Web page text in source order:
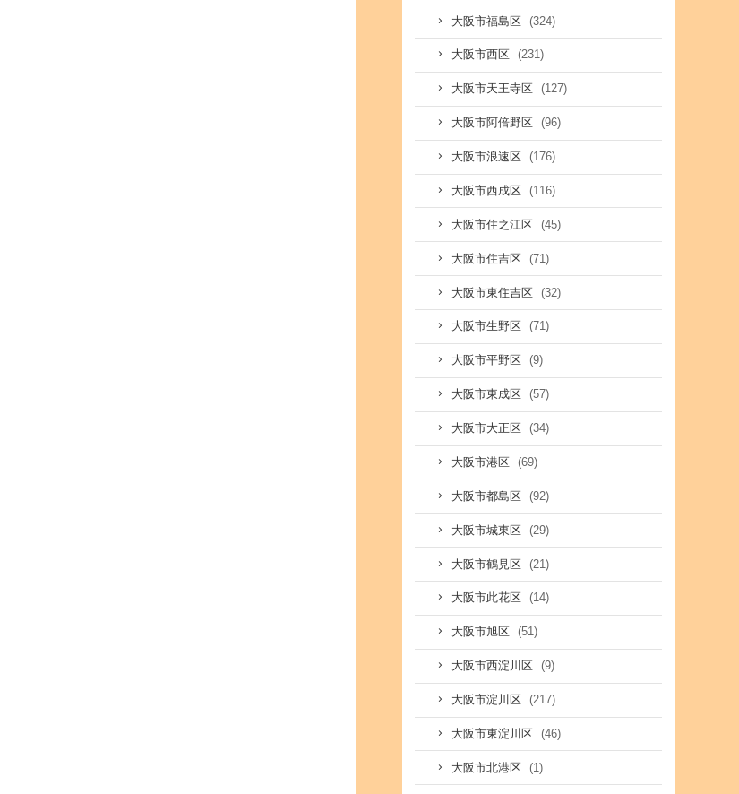
大阪市福島区 (324)
大阪市西区 (231)
大阪市天王寺区 (127)
大阪市阿倍野区 (96)
大阪市浪速区 (176)
大阪市西成区 (116)
大阪市住之江区 (45)
大阪市住吉区 (71)
大阪市東住吉区 (32)
大阪市生野区 (71)
大阪市平野区 (9)
大阪市東成区 (57)
大阪市大正区 (34)
大阪市港区 (69)
大阪市都島区 (92)
大阪市城東区 (29)
大阪市鶴見区 (21)
大阪市此花区 (14)
大阪市旭区 (51)
大阪市西淀川区 (9)
大阪市淀川区 (217)
大阪市東淀川区 (46)
大阪市北港区 (1)